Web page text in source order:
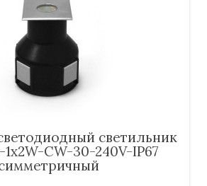
светильник
1x2W-CW-30-240V-IP67